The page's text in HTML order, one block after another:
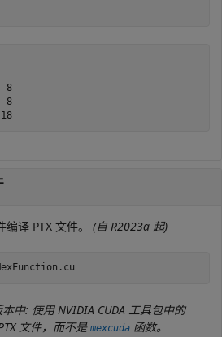
8
8
    20     8    18
译 PTX 文件。 (自 R2023a 起)
中: 使用 NVIDIA CUDA 工具包中的
文件，而不是 mexcuda 函数。